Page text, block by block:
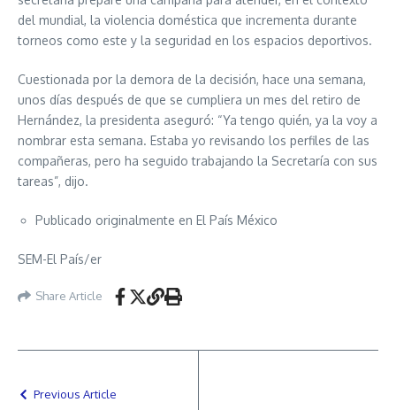
del mundial, la violencia doméstica que incrementa durante
torneos como este y la seguridad en los espacios deportivos.
Cuestionada por la demora de la decisión, hace una semana,
unos días después de que se cumpliera un mes del retiro de
Hernández, la presidenta aseguró: “Ya tengo quién, ya la voy a
nombrar esta semana. Estaba yo revisando los perfiles de las
compañeras, pero ha seguido trabajando la Secretaría con sus
tareas”, dijo.
Publicado originalmente en El País México
SEM-El País/er
Share Article
Previous Article